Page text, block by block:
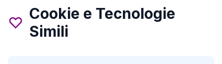
Cookie e Tecnologie
Simili